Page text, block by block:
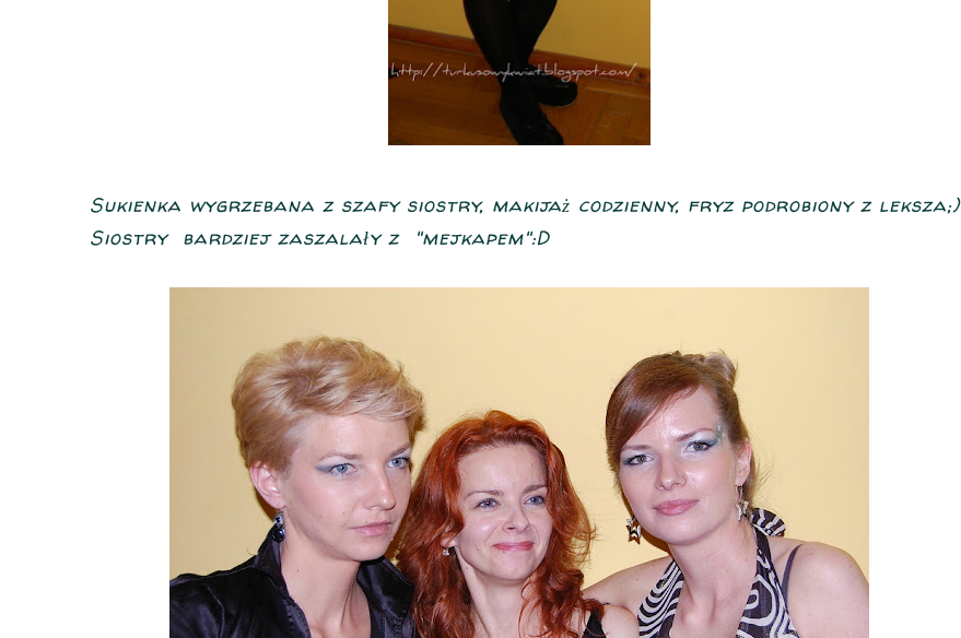
Sukienka wygrzebana z szafy siostry, makijaż codzienny, fryz podrobiony z leksza;)
Siostry bardziej zaszalały z "mejkapem":D